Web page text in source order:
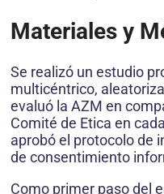
Materiales y
Se realizó un estudio
multicéntrico,
evaluó la AZM en
Comité de Etica en
aprobó el protocolo de
de consentimiento
Como primer paso del